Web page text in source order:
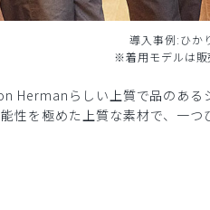
導入事例:ひか
※着用モデルは販
Hermanらしい上質で品のあ
性を極めた上質な素材で、一つ